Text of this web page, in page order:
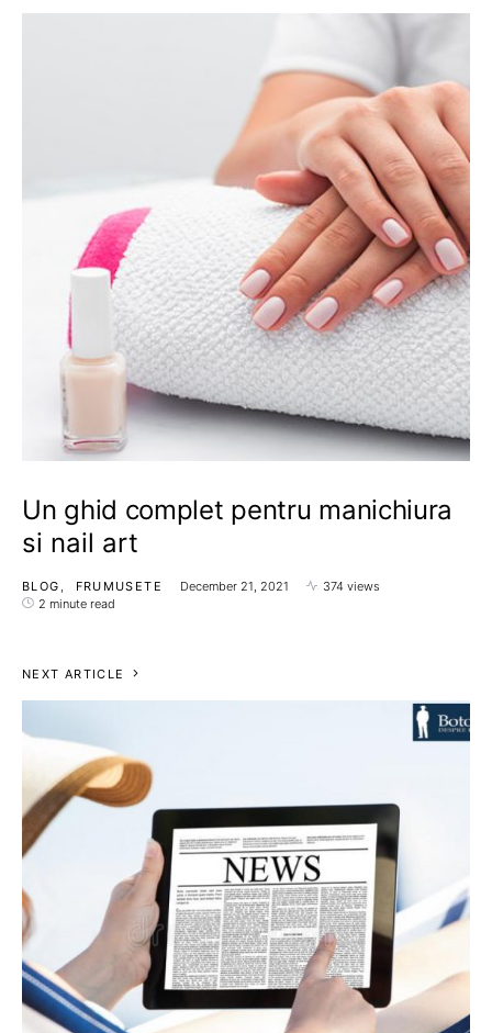
Un ghid complet pentru manichiura
si nail art
BLOG FRUMUSETE December 21, 2021
374 views
2 minute read
NEXT ARTICLE